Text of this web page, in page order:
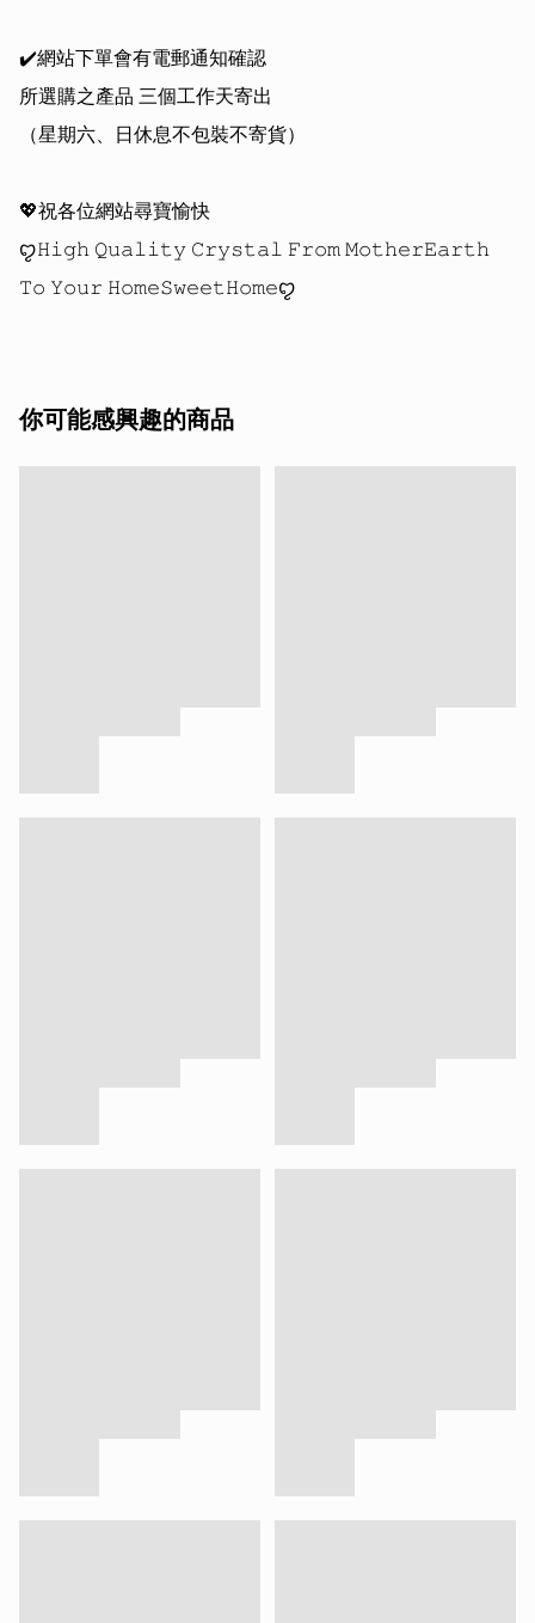
✔️網站下單會有電郵通知確認
所選購之產品 三個工作天寄出
（星期六、日休息不包裝不寄貨）
💖祝各位網站尋寶愉快
ꨄ𝙷𝚒𝚐𝚑 𝚀𝚞𝚊𝚕𝚒𝚝𝚢 𝙲𝚛𝚢𝚜𝚝𝚊𝚕 𝙵𝚛𝚘𝚖 𝙼𝚘𝚝𝚑𝚎𝚛𝙴𝚊𝚛𝚝𝚑
你可能感興趣的商品